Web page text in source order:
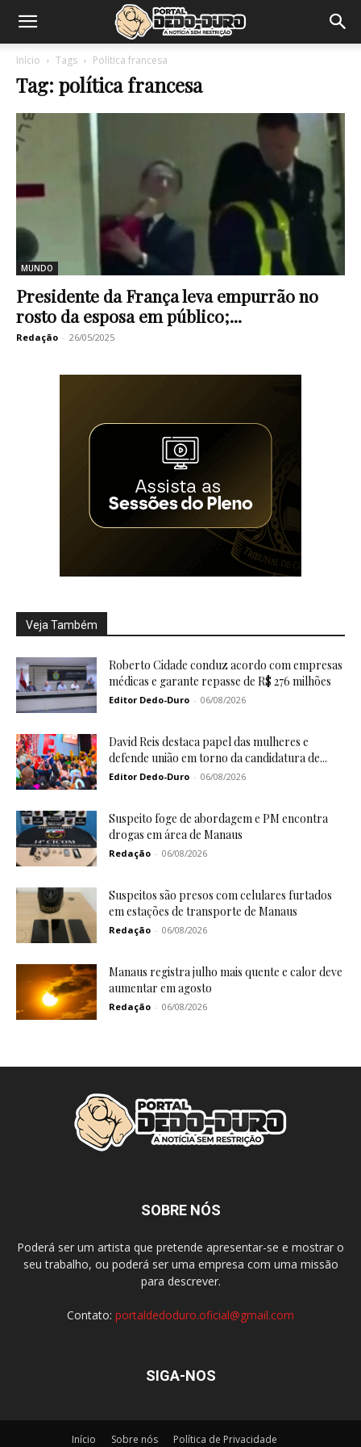
Início Tags Política francesa
Tag: política francesa
MUNDO
Presidente da França leva empurrão no
rosto da esposa em público;...
Redação - 26/05/2025
Veja Também
Roberto Cidade conduz acordo com empresas
médicas e garante repasse de R$ 276 milhões
Editor Dedo-Duro - 06/08/2026
David Reis destaca papel das mulheres e
defende união em torno da candidatura de...
Editor Dedo-Duro - 06/08/2026
Suspeito foge de abordagem e PM encontra
drogas em área de Manaus
Redação - 06/08/2026
Suspeitos são presos com celulares furtados
em estações de transporte de Manaus
Redação - 06/08/2026
Manaus registra julho mais quente e calor deve
aumentar em agosto
Redação - 06/08/2026
SOBRE NÓS
Poderá ser um artista que pretende apresentar-se e mostrar o
seu trabalho, ou poderá ser uma empresa com uma missão
para descrever.
Contato: portaldedoduro.oficial@gmail.com
SIGA-NOS
Início Sobre nós Política de Privacidade